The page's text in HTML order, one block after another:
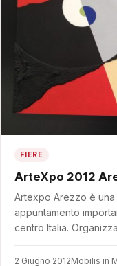
FIERE
ArteXpo 2012
Artexpo Arezzo è una
appuntamento
centro Italia.
2 Giugno 2012Mobilis in